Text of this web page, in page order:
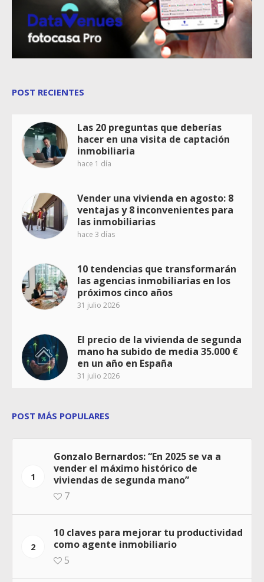
POST RECIENTES
Las 20 preguntas que deberías
hacer en una visita de captación
inmobiliaria
hace 1 día
Vender una vivienda en agosto: 8
ventajas y 8 inconvenientes para
las inmobiliarias
hace 3 días
10 tendencias que transformarán
las agencias inmobiliarias en los
próximos cinco años
31 julio 2026
El precio de la vivienda de segunda
mano ha subido de media 35.000 €
en un año en España
31 julio 2026
POST MÁS POPULARES
1
Gonzalo Bernardos: “En 2025 se va a
vender el máximo histórico de
viviendas de segunda mano”
7
2
10 claves para mejorar tu productividad
como agente inmobiliario
5